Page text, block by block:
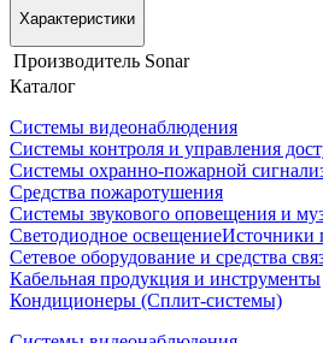
Характеристики
Производитель Sonar
Каталог
Системы видеонаблюдения
Системы контроля и управления
Системы охранно-пожарной
Средства пожаротушения
Системы звукового оповещения и
Светодиодное освещениеИсточники
Сетевое оборудование и средства
Кабельная продукция и инструменты
Кондиционеры (Сплит-системы)